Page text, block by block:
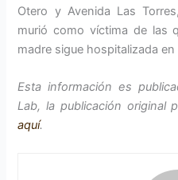
Otero y Avenida Las
murió como víctima de las
madre sigue hospitalizada
Esta información es
Lab, la publicación original
aquí.